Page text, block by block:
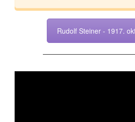
Rudolf Steiner - 1917.